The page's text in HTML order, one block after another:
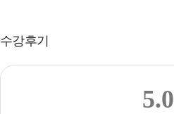
수강후기
5.0